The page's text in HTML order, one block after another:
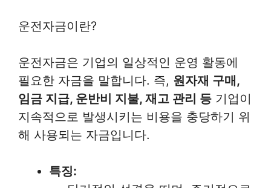
운전자금이란?
운전자금은 기업의 일상적인 운영 활동에
필요한 자금을 말합니다. 즉, 원자재 구매,
임금 지급, 운반비 지불, 재고 관리 등 기업이
지속적으로 발생시키는 비용을 충당하기 위
해 사용되는 자금입니다.
특징: